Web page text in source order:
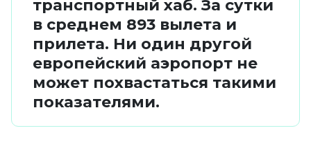
транспортный хаб. За сутки
в среднем 893 вылета и
прилета. Ни один другой
европейский аэропорт не
может похвастаться такими
показателями.